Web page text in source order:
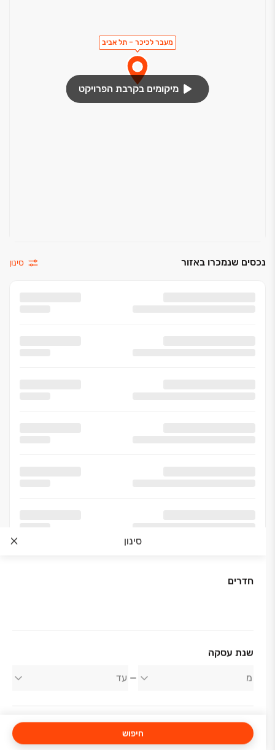
מעבר לכיכר – תל אביב
מיקומים בקרבת הפרויקט
נכסים שנמכרו באזור סינון
סינון
חדרים
שנת עסקה
חיפוש